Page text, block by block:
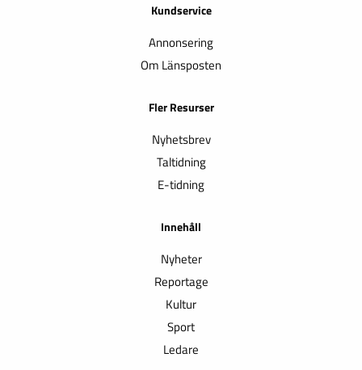
Kundservice
Annonsering
Om Länsposten
Fler Resurser
Nyhetsbrev
Taltidning
E-tidning
Innehåll
Nyheter
Reportage
Kultur
Sport
Ledare